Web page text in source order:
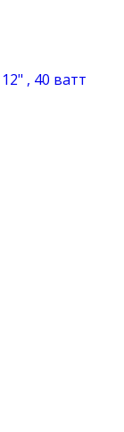
, 40 ватт